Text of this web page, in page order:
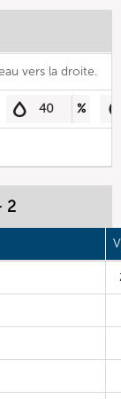
vers la droite.
40 %
2